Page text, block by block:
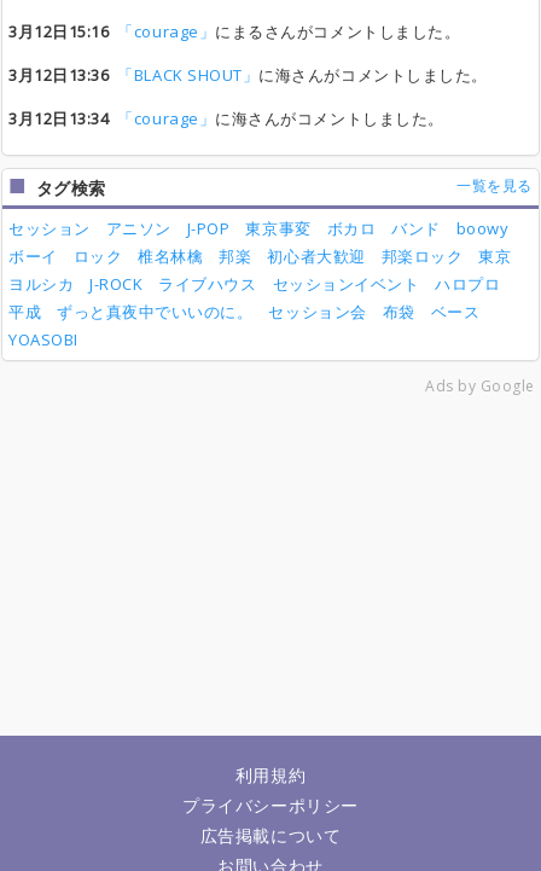
3月12日15:16
「courage」 にまるさんがコメントしました。
3月12日13:36
「BLACK SHOUT」 に海さんがコメントしました。
3月12日13:34
「courage」 に海さんがコメントしました。
タグ検索 一覧を見る
セッション アニソン J-POP 東京事変 ボカロ バンド
boowy
ボーイ
ロック 椎名林檎 邦楽 初心者大歓迎 邦楽ロック
東京
ヨルシカ
J-ROCK ライブハウス セッションイベント
ハロプロ
平成
ずっと真夜中でいいのに。 セッション会 布袋
ベース
YOASOBI
Ads by Google
利用規約
プライバシーポリシー
広告掲載について
お問い合わせ